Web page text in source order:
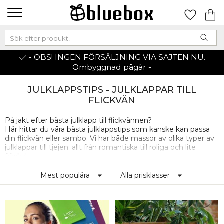
- OBS! INGEN FÖRSÄLJNING VIA SAJTEN NU.
Ombyggnad pågår -
JULKLAPPSTIPS - JULKLAPPAR TILL
FLICKVÄN
På jakt efter bästa julklapp till flickvännen?
Här hittar du våra bästa julklappstips som kanske kan passa
din flickvän eller sambo. Vi har både massor av olika typer av
julklappar till tjejen; allt från romantiska till roliga och lite
Du vet väl att vi kan fixa julklappsinslagning åt dig också!
Det kan du välja när du kommer till kassan. Problem solved!
varor på lager ✓ Inga restorder ✓ Supersnabb leverans ✓
Trygg e-handel
Mest populära Alla prisklasser